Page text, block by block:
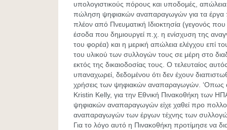
υπολογιστικούς πόρους και υποδομές,
πώληση ψηφιακών αναπαραγωγών για τα έργα
πλέον από Πνευματική Ιδιοκτησία (γεγονός που
έσοδα που δημιουργεί π.χ. η ενίσχυση της
του φορέα) και η μερική απώλεια ελέγχου επί
του υλικού των συλλογών τους σε μέρη στο
εκτός της δικαιοδοσίας τους. Ο τελευταίος
υπαναχωρεί, δεδομένου ότι δεν έχουν
χρήσεις των ψηφιακών αναπαραγωγών. ‘Οπως
Kristin Kelly, για την Εθνική Πινακοθήκη των
ψηφιακών αναπαραγωγών είχε χαθεί προ
αναπαραγωγών των έργων τέχνης των
Για το λόγο αυτό η Πινακοθήκη προτίμησε να